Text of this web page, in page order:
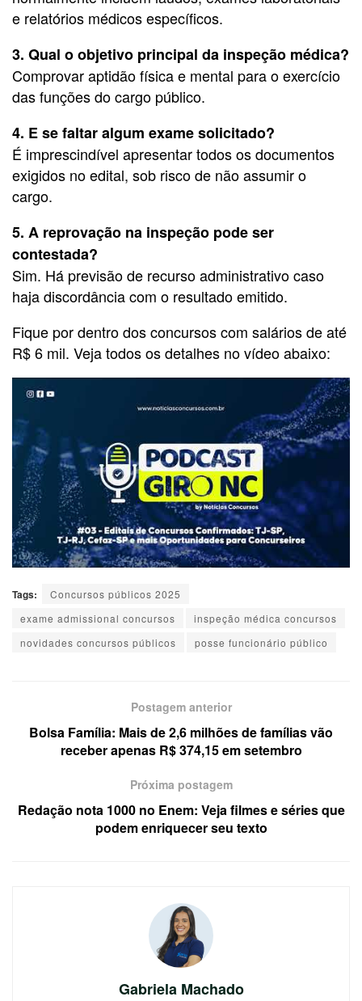
e relatórios médicos específicos.
3. Qual o objetivo principal da inspeção médica?
Comprovar aptidão física e mental para o exercício
das funções do cargo público.
4. E se faltar algum exame solicitado?
É imprescindível apresentar todos os documentos
exigidos no edital, sob risco de não assumir o
cargo.
5. A reprovação na inspeção pode ser
contestada?
Sim. Há previsão de recurso administrativo caso
haja discordância com o resultado emitido.
Fique por dentro dos concursos com salários de até
R$ 6 mil. Veja todos os detalhes no vídeo abaixo:
Tags:
Concursos públicos 2025
exame admissional concursos
inspeção médica concursos
novidades concursos públicos
posse funcionário público
Postagem anterior
Bolsa Família: Mais de 2,6 milhões de famílias vão
receber apenas R$ 374,15 em setembro
Próxima postagem
Redação nota 1000 no Enem: Veja filmes e séries que
podem enriquecer seu texto
Gabriela Machado